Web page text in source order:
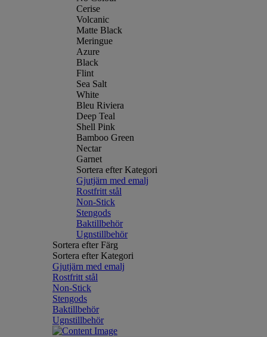
Cerise
Volcanic
Matte Black
Meringue
Azure
Black
Flint
Sea Salt
White
Bleu Riviera
Deep Teal
Shell Pink
Bamboo Green
Nectar
Garnet
Sortera efter Kategori
Gjutjärn med emalj
Rostfritt stål
Non-Stick
Stengods
Baktillbehör
Ugnstillbehör
Sortera efter Färg
Sortera efter Kategori
Gjutjärn med emalj
Rostfritt stål
Non-Stick
Stengods
Baktillbehör
Ugnstillbehör